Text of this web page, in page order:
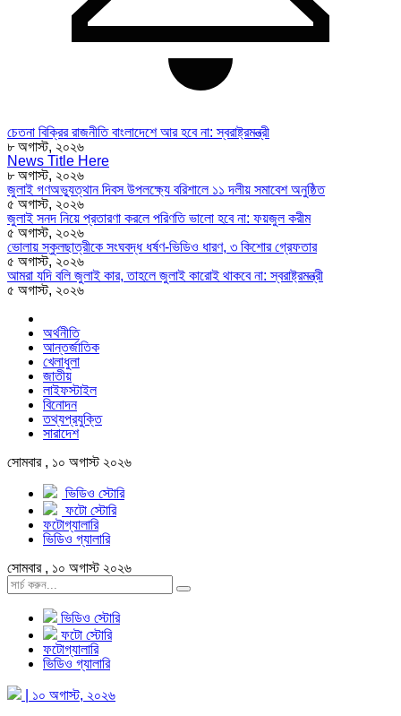
চেতনা বিক্রির রাজনীতি বাংলাদেশে আর হবে না: স্বরাষ্ট্রমন্ত্রী
৮ অগাস্ট, ২০২৬
News Title Here
৮ অগাস্ট, ২০২৬
জুলাই গণঅভ্যুত্থান দিবস উপলক্ষ্যে বরিশালে ১১ দলীয় সমাবেশ অনুষ্ঠিত
৫ অগাস্ট, ২০২৬
জুলাই সনদ নিয়ে প্রতারণা করলে পরিণতি ভালো হবে না: ফয়জুল করীম
৫ অগাস্ট, ২০২৬
ভোলায় স্কুলছাত্রীকে সংঘবদ্ধ ধর্ষণ-ভিডিও ধারণ, ৩ কিশোর গ্রেফতার
৫ অগাস্ট, ২০২৬
আমরা যদি বলি জুলাই কার, তাহলে জুলাই কারোই থাকবে না: স্বরাষ্ট্রমন্ত্রী
৫ অগাস্ট, ২০২৬
অর্থনীতি
আন্তর্জাতিক
খেলাধুলা
জাতীয়
লাইফস্টাইল
বিনোদন
তথ্যপ্রযুক্তি
সারাদেশ
সোমবার , ১০ অগাস্ট ২০২৬
ভিডিও স্টোরি
ফটো স্টোরি
ফটোগ্যালারি
ভিডিও গ্যালারি
সোমবার , ১০ অগাস্ট ২০২৬
ভিডিও স্টোরি
ফটো স্টোরি
ফটোগ্যালারি
ভিডিও গ্যালারি
| ১০ অগাস্ট, ২০২৬